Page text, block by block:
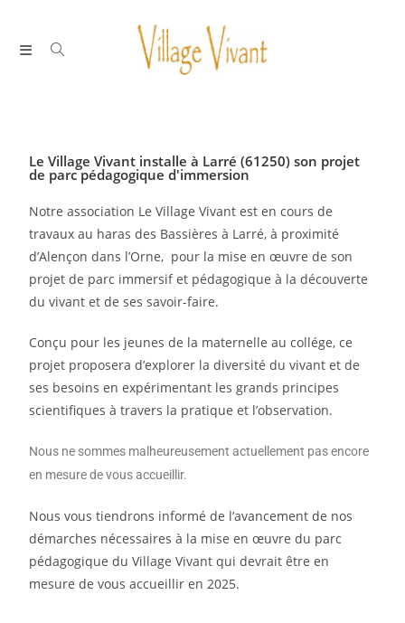
Le Village Vivant installe à Larré (61250) son projet
de parc pédagogique d'immersion
Notre association Le Village Vivant est en cours de
travaux au haras des Bassières à Larré, à proximité
d’Alençon dans l’Orne, pour la mise en œuvre de son
projet de parc immersif et pédagogique à la découverte
du vivant et de ses savoir-faire.
Conçu pour les jeunes de la maternelle au collége, ce
projet proposera d’explorer la diversité du vivant et de
ses besoins en expérimentant les grands principes
scientifiques à travers la pratique et l’observation.
Nous ne sommes malheureusement actuellement pas encore
en mesure de vous accueillir.
Nous vous tiendrons informé de l’avancement de nos
démarches nécessaires à la mise en œuvre du parc
pédagogique du Village Vivant qui devrait être en
mesure de vous accueillir en 2025.